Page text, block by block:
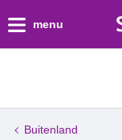
menu
Buitenland